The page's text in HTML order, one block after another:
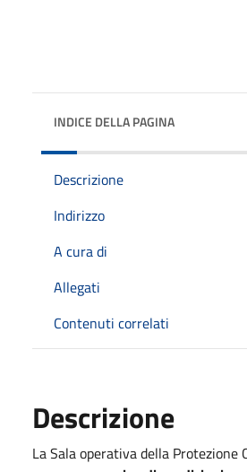
INDICE DELLA PAGINA
Descrizione
Indirizzo
A cura di
Allegati
Contenuti correlati
Descrizione
La Sala operativa della Protezione